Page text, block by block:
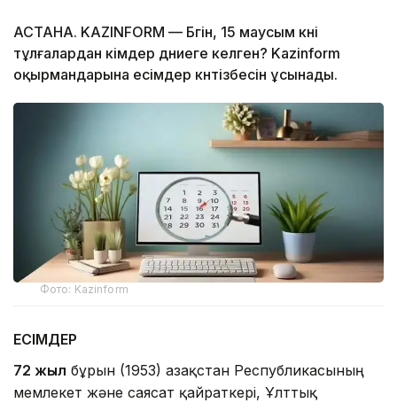
АСТАНА. KAZINFORM — Бүгін, 15 маусым күні
тұлғалардан кімдер дүниеге келген? Kazinform
оқырмандарына есімдер күнтізбесін ұсынады.
Фото: Kazinform
ЕСІМДЕР
72 жыл бұрын (1953) Қазақстан Республикасының
мемлекет және саясат қайраткері, Ұлттық